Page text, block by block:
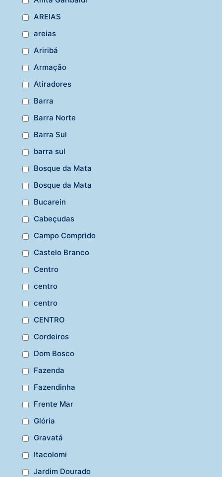
AREIAS
areias
Ariribá
Armação
Atiradores
Barra
Barra Norte
Barra Sul
barra sul
Bosque da Mata
Bosque da Mata
Bucarein
Cabeçudas
Campo Comprido
Castelo Branco
Centro
centro
centro
CENTRO
Cordeiros
Dom Bosco
Fazenda
Fazendinha
Frente Mar
Glória
Gravatá
Itacolomi
Jardim Dourado